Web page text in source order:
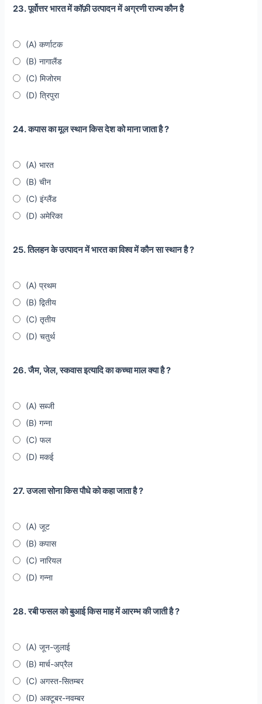
23. पूर्वोत्तर भारत में कॉफ़ी उत्पादन में अग्रणी राज्य कौन है
(A) कर्णाटक
(B) नागालैंड
(C) मिजोरम
(D) त्रिपुरा
24. कपास का मूल स्थान किस देश को माना जाता है ?
(A) भारत
(B) चीन
(C) इंग्लैंड
(D) अमेरिका
25. तिलहन के उत्पादन में भारत का विश्व में कौन सा स्थान है ?
(A) प्रथम
(B) द्वितीय
(C) तृतीय
(D) चतुर्थ
26. जैम, जेल, स्कवास इत्यादि का कच्चा माल क्या है ?
(A) सब्जी
(B) गन्ना
(C) फल
(D) मकई
27. उजला सोना किस पौधे को कहा जाता है ?
(A) जूट
(B) कपास
(C) नारियल
(D) गन्ना
28. रबी फसल को बुआई किस माह में आरम्भ की जाती है ?
(A) जून-जुलाई
(B) मार्च-अप्रैल
(C) अगस्त-सितम्बर
(D) अक्टूबर-नवम्बर